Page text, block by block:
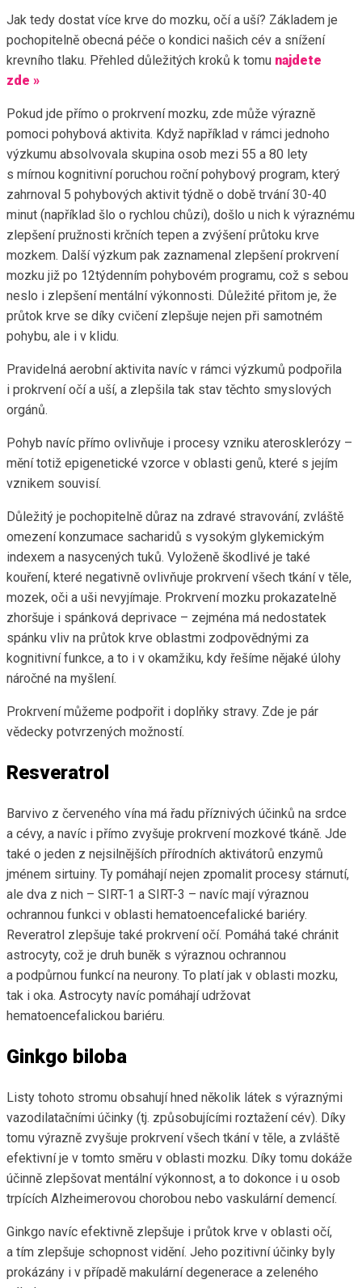
Jak tedy dostat více krve do mozku, očí a uší? Základem je
pochopitelně obecná péče o kondici našich cév a snížení
krevního tlaku. Přehled důležitých kroků k tomu najdete
zde »
Pokud jde přímo o prokrvení mozku, zde může výrazně
pomoci pohybová aktivita. Když například v rámci jednoho
výzkumu absolvovala skupina osob mezi 55 a 80 lety
s mírnou kognitivní poruchou roční pohybový program, který
zahrnoval 5 pohybových aktivit týdně o době trvání 30-40
minut (například šlo o rychlou chůzi), došlo u nich k výraznému
zlepšení pružnosti krčních tepen a zvýšení průtoku krve
mozkem. Další výzkum pak zaznamenal zlepšení prokrvení
mozku již po 12týdenním pohybovém programu, což s sebou
neslo i zlepšení mentální výkonnosti. Důležité přitom je, že
průtok krve se díky cvičení zlepšuje nejen při samotném
pohybu, ale i v klidu.
Pravidelná aerobní aktivita navíc v rámci výzkumů podpořila
i prokrvení očí a uší, a zlepšila tak stav těchto smyslových
orgánů.
Pohyb navíc přímo ovlivňuje i procesy vzniku aterosklerózy –
mění totiž epigenetické vzorce v oblasti genů, které s jejím
vznikem souvisí.
Důležitý je pochopitelně důraz na zdravé stravování, zvláště
omezení konzumace sacharidů s vysokým glykemickým
indexem a nasycených tuků. Vyloženě škodlivé je také
kouření, které negativně ovlivňuje prokrvení všech tkání v těle,
mozek, oči a uši nevyjímaje. Prokrvení mozku prokazatelně
zhoršuje i spánková deprivace – zejména má nedostatek
spánku vliv na průtok krve oblastmi zodpovědnými za
kognitivní funkce, a to i v okamžiku, kdy řešíme nějaké úlohy
náročné na myšlení.
Prokrvení můžeme podpořit i doplňky stravy. Zde je pár
vědecky potvrzených možností.
Resveratrol
Barvivo z červeného vína má řadu příznivých účinků na srdce
a cévy, a navíc i přímo zvyšuje prokrvení mozkové tkáně. Jde
také o jeden z nejsilnějších přírodních aktivátorů enzymů
jménem sirtuiny. Ty pomáhají nejen zpomalit procesy stárnutí,
ale dva z nich – SIRT-1 a SIRT-3 – navíc mají výraznou
ochrannou funkci v oblasti hematoencefalické bariéry.
Reveratrol zlepšuje také prokrvení očí. Pomáhá také chránit
astrocyty, což je druh buněk s výraznou ochrannou
a podpůrnou funkcí na neurony. To platí jak v oblasti mozku,
tak i oka. Astrocyty navíc pomáhají udržovat
hematoencefalickou bariéru.
Ginkgo biloba
Listy tohoto stromu obsahují hned několik látek s výraznými
vazodilatačními účinky (tj. způsobujícími roztažení cév). Díky
tomu výrazně zvyšuje prokrvení všech tkání v těle, a zvláště
efektivní je v tomto směru v oblasti mozku. Díky tomu dokáže
účinně zlepšovat mentální výkonnost, a to dokonce i u osob
trpících Alzheimerovou chorobou nebo vaskulární demencí.
Ginkgo navíc efektivně zlepšuje i průtok krve v oblasti očí,
a tím zlepšuje schopnost vidění. Jeho pozitivní účinky byly
prokázány i v případě makulární degenerace a zeleného